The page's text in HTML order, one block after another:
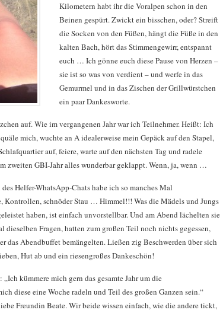
Kilometern habt ihr die Voralpen schon in den
Beinen gespürt. Zwickt ein bisschen, oder? Streift
die Socken von den Füßen, hängt die Füße in den
kalten Bach, hört das Stimmengewirr, entspannt
euch … Ich gönne euch diese Pause von Herzen –
sie ist so was von verdient – und werfe in das
Gemurmel und in das Zischen der Grillwürstchen
ein paar Dankesworte.
auf. Wie im vergangenen Jahr war ich Teilnehmer. Heißt: Ich
mich, wuchte an A idealerweise mein Gepäck auf den Stapel,
auf, feiere, warte auf den nächsten Tag und radele
zweiten GBI-Jahr alles wunderbar geklappt. Wenn, ja, wenn …
Helfer-WhatsApp-Chats habe ich so manches Mal
Kontrollen, schnöder Stau … Himmel!!! Was die Mädels und Jungs
haben, ist einfach unvorstellbar. Und am Abend lächelten sie
Fragen, hatten zum großen Teil noch nichts gegessen,
das Abendbuffet bemängelten. Ließen zig Beschwerden über sich
Hut ab und ein riesengroßes Dankeschön!
kümmere mich gern das gesamte Jahr um die
diese eine Woche radeln und Teil des großen Ganzen sein.“
Freundin Beate. Wir beide wissen einfach, wie die andere tickt,